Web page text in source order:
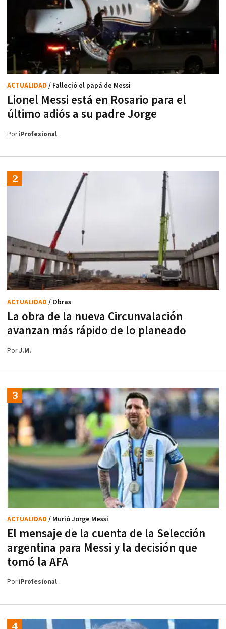
Lionel Messi está en Rosario para el
último adiós a su padre Jorge
ACTUALIDAD / Falleció el papá de Messi
PoriProfesional
La obra de la nueva Circunvalación
avanzan más rápido de lo planeado
ACTUALIDAD / Obras
PorJ.M.
El mensaje de la cuenta de la Selección
argentina para Messi y la decisión que
tomó la AFA
ACTUALIDAD / Murió Jorge Messi
PoriProfesional